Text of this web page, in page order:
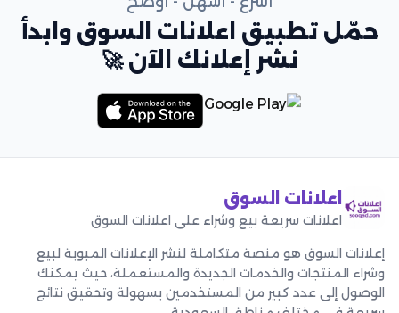
حمّل تطبيق اعلانات السوق وابدأ
نشر إعلانك الآن 🚀
اعلانات السوق
اعلانات سريعة بيع وشراء على اعلانات السوق
إعلانات السوق هو منصة متكاملة لنشر الإعلانات المبوبة لبيع
وشراء المنتجات والخدمات الجديدة والمستعملة، حيث يمكنك
الوصول إلى عدد كبير من المستخدمين بسهولة وتحقيق نتائج